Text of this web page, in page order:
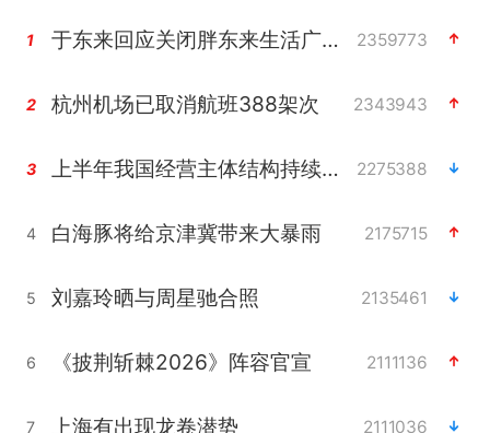
1 于东来回应关闭胖东来生活广场店 2359773
2 杭州机场已取消航班388架次 2343943
3 上半年我国经营主体结构持续优化 2275388
4 白海豚将给京津冀带来大暴雨 2175715
5 刘嘉玲晒与周星驰合照 2135461
6 《披荆斩棘2026》阵容官宣 2111136
7 上海有出现龙卷潜势 2111036